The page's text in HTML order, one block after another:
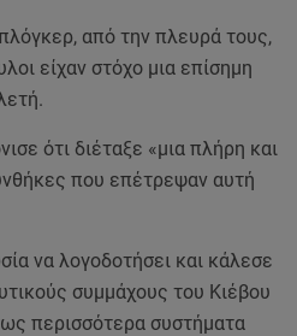
από την πλευρά τους,
είχαν στόχο μια επίσημη
ότι διέταξε «μια πλήρη και
που επέτρεψαν αυτή
να λογοδοτήσει και κάλεσε
συμμάχους του Κιέβου
περισσότερα συστήματα